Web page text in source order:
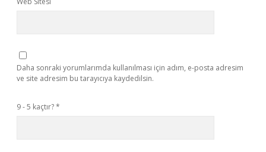
Daha sonraki yorumlarımda kullanılması için adım, e-posta adresim
ve site adresim bu tarayıcıya kaydedilsin.
9 - 5 kaçtır?*